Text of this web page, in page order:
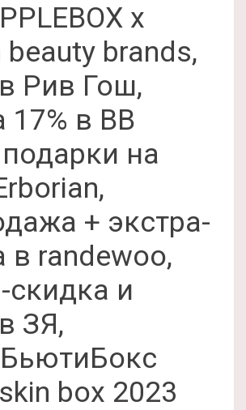
x
beauty brands,
Рив Гош,
17% в BB
на
+ экстра-
в randewoo,
скидка и
ЗЯ,
box 2023